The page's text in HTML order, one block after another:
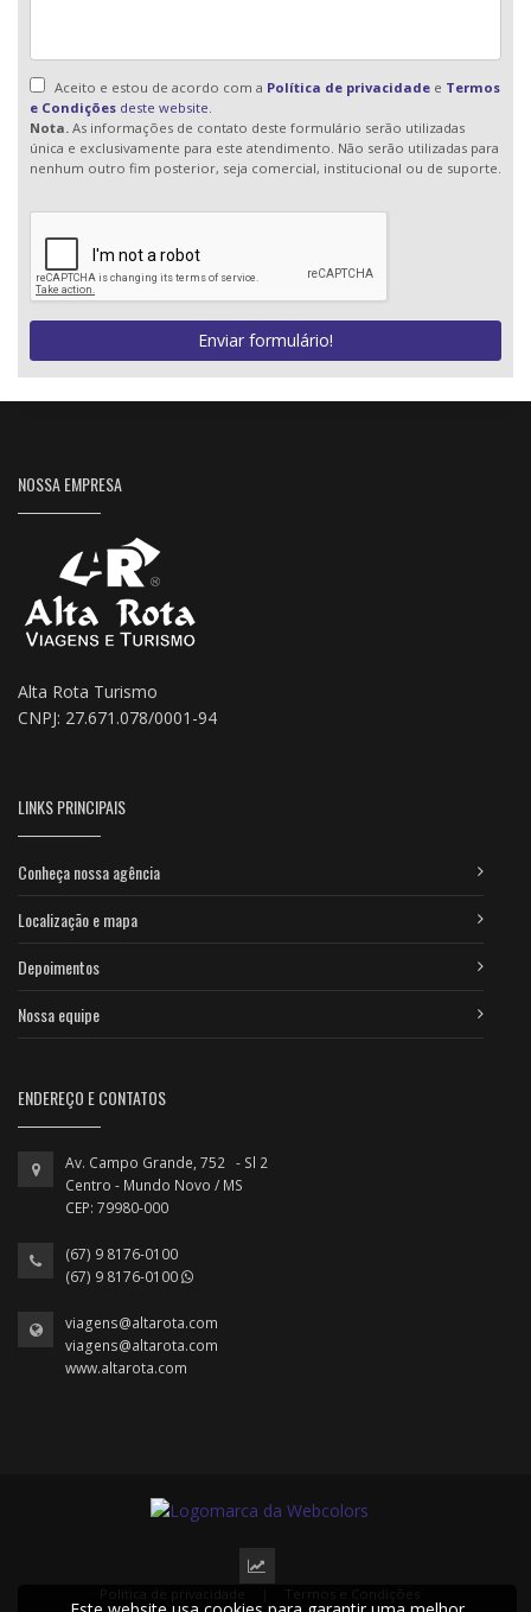
Aceito e estou de acordo com a Política de privacidadee Termos
e Condições deste website.
Nota. As informações de contato deste formulário serão utilizadas
única e exclusivamente para este atendimento. Não serão utilizadas para
nenhum outro fim posterior, seja comercial, institucional ou de suporte.
Enviar formulário!
NOSSA EMPRESA
Alta Rota Turismo
CNPJ: 27.671.078/0001-94
LINKS PRINCIPAIS
Conheça nossa agência
Localização e mapa
Depoimentos
Nossa equipe
ENDEREÇO E CONTATOS
Av. Campo Grande, 752 - Sl 2
Centro - Mundo Novo / MS
CEP: 79980-000
(67) 9 8176-0100
(67) 9 8176-0100
viagens@altarota.com
viagens@altarota.com
www.altarota.com